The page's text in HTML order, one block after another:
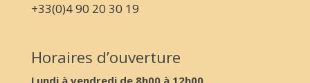
+33(0)4 90 20 30 19
Horaires d’ouverture
Lundi à vendredi de 8h00 à 12h00